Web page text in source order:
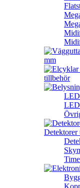
mm
tillbehör
Detektorer